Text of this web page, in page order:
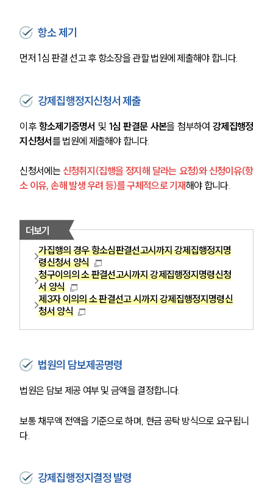
항소 제기
먼저 1심 판결 선고 후 항소장을 관할 법원에 제출해야 합니다.
강제집행정지신청서 제출
이후 항소제기증명서 및 1심 판결문 사본을 첨부하여 강제집행정
지신청서를 법원에 제출해야 합니다.
신청서에는 신청취지(집행을 정지해 달라는 요청)와 신청이유(항
소 이유, 손해 발생 우려 등)를 구체적으로 기재해야 합니다.
더보기
가집행의 경우 항소심판결선고시까지 강제집행정지명
령신청서 양식
청구이의의 소 판결선고시까지 강제집행정지명령신청
서 양식
제3자 이의의 소 판결선고 시까지 강제집행정지명령신
청서 양식
법원의 담보제공명령
법원은 담보 제공 여부 및 금액을 결정합니다.
보통 채무액 전액을 기준으로 하며, 현금 공탁 방식으로 요구됩니
다.
강제집행정지결정 발령